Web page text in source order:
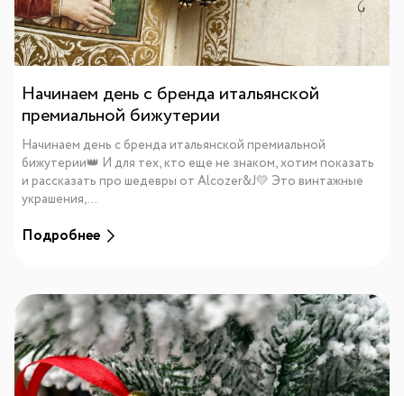
Начинаем день с бренда итальянской
премиальной бижутерии
Начинаем день с бренда итальянской премиальной
бижутерии👑 И для тех, кто еще не знаком, хотим показать
и рассказать про шедевры от Alcozer&J💛 Это винтажные
украшения,...
Подробнее